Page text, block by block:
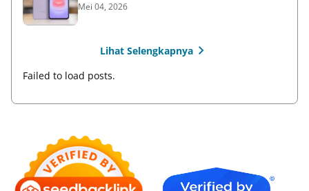
Mei 04, 2026
Lihat Selengkapnya
Failed to load posts.